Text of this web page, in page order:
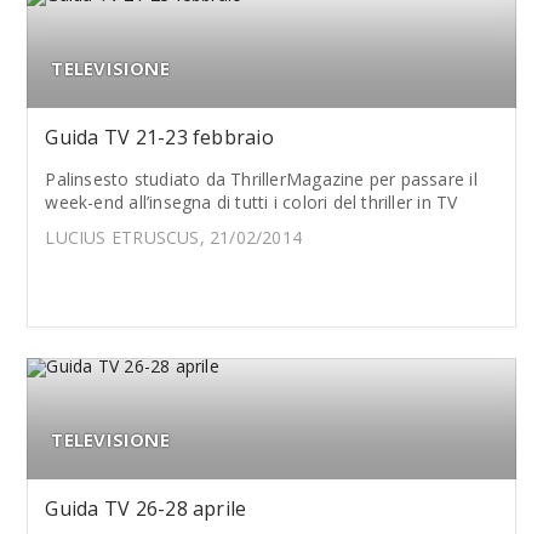
TELEVISIONE
Guida TV 21-23 febbraio
Palinsesto studiato da ThrillerMagazine per passare il
week-end all’insegna di tutti i colori del thriller in TV
LUCIUS ETRUSCUS, 21/02/2014
TELEVISIONE
Guida TV 26-28 aprile